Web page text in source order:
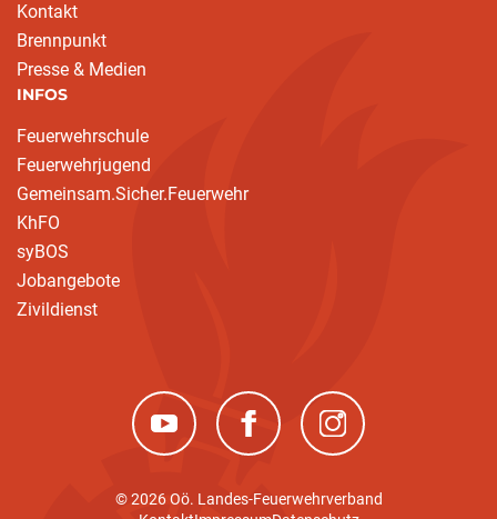
Kontakt
Brennpunkt
Presse & Medien
INFOS
Feuerwehrschule
Feuerwehrjugend
Gemeinsam.Sicher.Feuerwehr
KhFO
syBOS
Jobangebote
Zivildienst
(neues Fenster)(neues Fenster)(neues Fenster)
© 2026 Oö. Landes-Feuerwehrverband